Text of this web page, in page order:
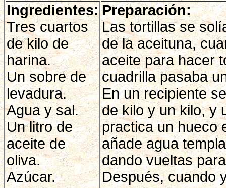
Ingredientes:
Tres cuartos
de kilo de
harina.
Un sobre de
levadura.
Agua y sal.
Un litro de
aceite de
oliva.
Azúcar.
Preparación:
Las tortillas se
de la aceituna,
aceite para hacer
cuadrilla pasaba
En un recipiente
de kilo y un kilo, y
practica un hueco
añade agua
dando vueltas
Después, cuando